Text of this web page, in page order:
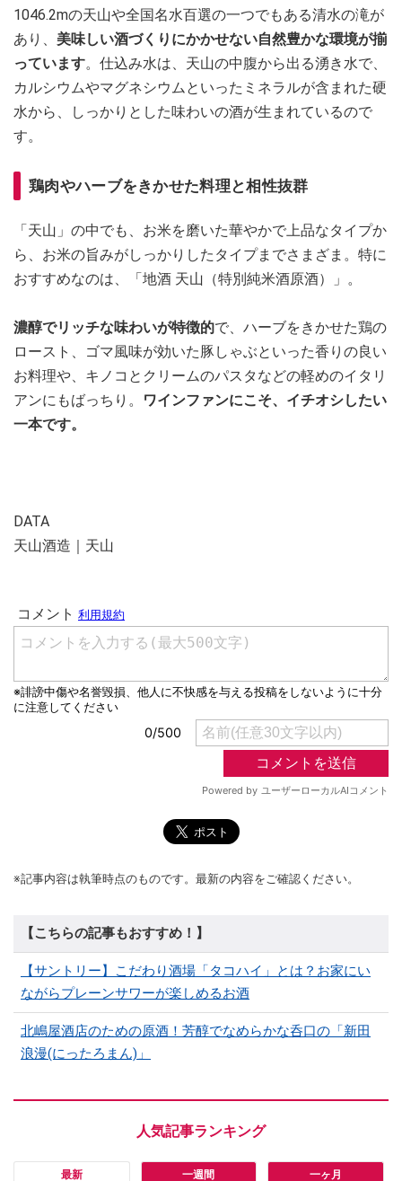
1046.2mの天山や全国名水百選の一つでもある清水の滝が
あり、 美味しい酒づくりにかかせない自然豊かな環境が揃
っています。仕込み水は、天山の中腹から出る湧き水で、
カルシウムやマグネシウムといったミネラルが含まれた硬
水から、しっかりとした味わいの酒が生まれているので
す。
鶏肉やハーブをきかせた料理と相性抜群
「天山」の中でも、お米を磨いた華やかで上品なタイプか
ら、お米の旨みがしっかりしたタイプまでさまざま。特に
おすすめなのは、「地酒 天山（特別純米酒原酒）」。
濃醇でリッチな味わいが特徴的で、ハーブをきかせた鶏の
ロースト、ゴマ風味が効いた豚しゃぶといった香りの良い
お料理や、キノコとクリームのパスタなどの軽めのイタリ
アンにもばっちり。
ワインファンにこそ、イチオシしたい
一本です。
DATA
天山酒造｜天山
※記事内容は執筆時点のものです。最新の内容をご確認ください。
【こちらの記事もおすすめ！】
【サントリー】こだわり酒場「タコハイ」とは？お家にい
ながらプレーンサワーが楽しめるお酒
北嶋屋酒店のための原酒！芳醇でなめらかな呑口の「新田
浪漫(にったろまん)」
最新 一週間 一ヶ月